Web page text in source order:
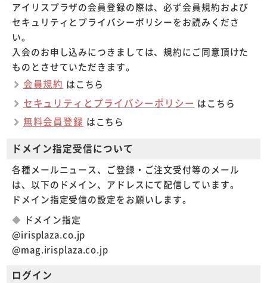
アイリスプラザの会員登録の際は、必ず会員規約および
セキュリティとプライバシーポリシーをお読みくださ
い。
入会のお申し込みにつきましては、規約にご同意頂けた
ものとさせていただきます。
会員規約 はこちら
セキュリティとプライバシーポリシー はこちら
無料会員登録 はこちら
ドメイン指定受信について
各種メールニュース、ご登録・ご注文受付等のメール
は、以下のドメイン、アドレスにて配信しています。
ドメイン指定受信の設定をお願いします。
ドメイン指定
@irisplaza.co.jp
@mag.irisplaza.co.jp
ログイン